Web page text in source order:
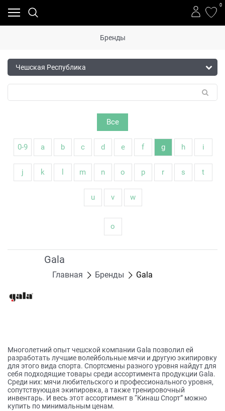
0
Бренды
Все
0-9 a b c d e f g h i
j k m n o p r s t
u v w
о
Gala
Главная Бренды Gala
Многолетний опыт чешской компании Gala позволил ей
разработать лучшие волейбольные мячи и другую экипировку
для этого вида спорта. Спортсмены разного уровня найдут для
себя подходящие товары среди ассортимента продукции Gala.
Среди них: мячи любительского и профессионального уровня,
сопутствующая экипировка, а также тренировочный
инвентарь. И весь этот ассортимент в “Кинаш Спорт” можно
купить по минимальным ценам.